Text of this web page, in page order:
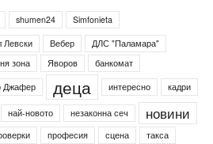
shumen24
Simfonieta
Левски Вебер
ДЛС "Паламара"
зона Яворов
банкомат
Джафер деца интересно кадри
най-новото незаконна сеч новини
професия сцена такса